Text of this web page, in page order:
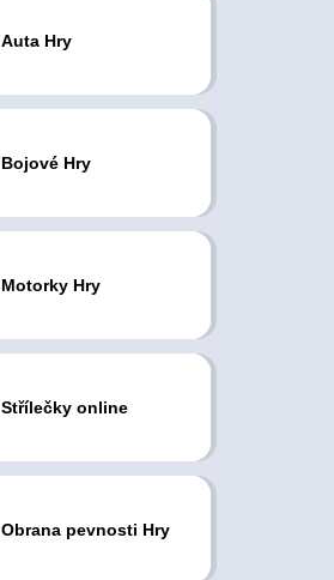
Auta Hry
Bojové Hry
Motorky Hry
Střílečky online
Obrana pevnosti Hry